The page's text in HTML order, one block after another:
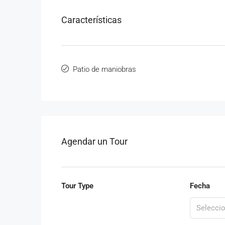
Características
Patio de maniobras
Agendar un Tour
Tour Type Fecha